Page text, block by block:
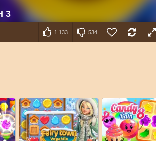
1.133 534